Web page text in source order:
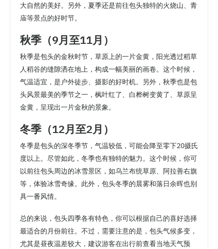
大自然的美好。另外，夏季还是前往包头独特的火烧山、青
庙等景点的好时节。
秋季（9月至11月）
秋季是包头的金秋时节，草原上的一片金黄，阳光透过稻草
人稻谷的缝隙洒在地上，构成一幅美丽的画卷。这个时候，
气温适宜，是户外徒步、摄影的好时机。另外，秋季也是包
头风景最美的季节之一，枫叶红了、白桦树变黄了、草原呈
金黄，呈现出一片金秋的景象。
冬季（12月至2月）
冬季是包头的深冬季节，气温较低，可能会降至零下20摄氏
度以上。尽管如此，冬季也有独特的魅力。这个时候，你可
以前往包头周边的冰雪景区，如乌兰布统草原、阿拉善右旗
等，体验冰雪奇缘。此外，包头冬季的晨雾和落日余晖也别
具一番风情。
总的来说，包头四季各有特色，你可以根据自己的喜好选择
最适合的月份前往。不过，需要注意的是，包头气候多变，
尤其是昼夜温差较大，建议游客在出行前查看当地天气预